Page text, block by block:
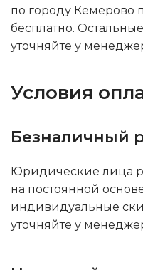
по городу Кемерово
бесплатно.
уточняйте у
Условия
Безналичный
Юридические лица
на постоянной
индивидуальные
уточняйте у